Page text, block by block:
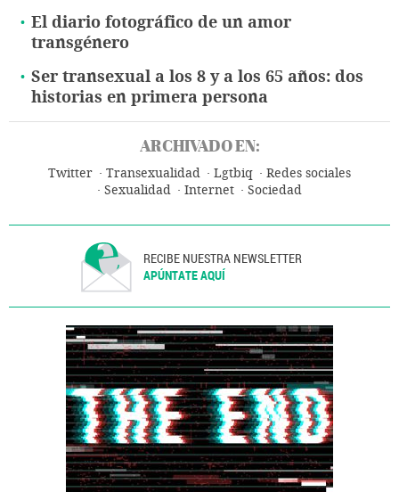
El diario fotográfico de un amor
transgénero
Ser transexual a los 8 y a los 65 años: dos
historias en primera persona
ARCHIVADO EN:
Twitter Transexualidad Lgtbiq
Redes sociales
Sexualidad
Internet Sociedad
RECIBE NUESTRA NEWSLETTER
APÚNTATE AQUÍ